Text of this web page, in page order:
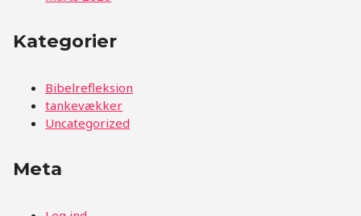
Kategorier
Bibelrefleksion
tankevækker
Uncategorized
Meta